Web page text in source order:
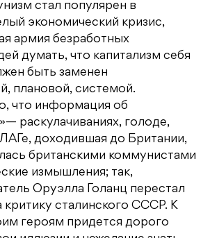
стал популярен в
экономический кризис,
армия безработных
думать, что капитализм себя
быть заменен
плановой, системой.
что информация об
раскулачиваниях, голоде,
доходившая до Британии,
британскими коммунистами
измышления; так,
Оруэлла Голанц перестал
критику сталинского СССР. К
героям придется дорого